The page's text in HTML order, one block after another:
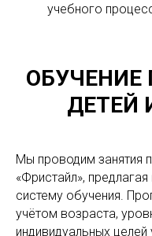
учебного
ДЕТЕЙ
Мы проводим занятия
«Фристайл»,
систему обучения.
учётом возраста,
индивидуальных целей